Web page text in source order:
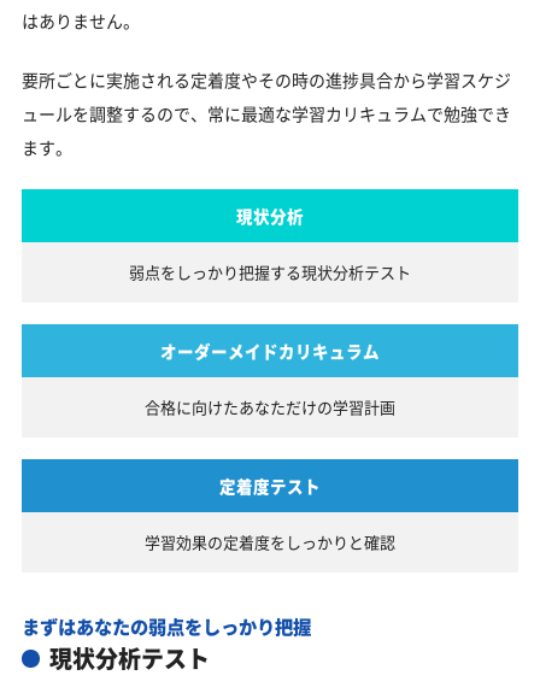
はありません。
要所ごとに実施される定着度やその時の進捗具合から学習スケジ
ュールを調整するので、常に最適な学習カリキュラムで勉強でき
ます。
現状分析
弱点をしっかり把握する現状分析テスト
オーダーメイドカリキュラム
合格に向けたあなただけの学習計画
定着度テスト
学習効果の定着度を しっかりと確認
まずはあなたの弱点をしっかり把握
現状分析テスト